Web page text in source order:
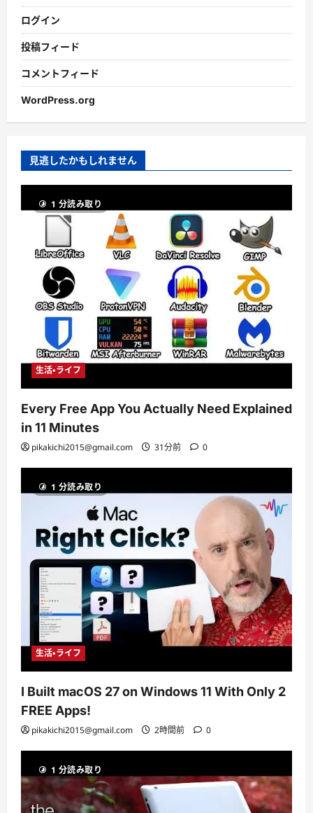
ログイン
投稿フィード
コメントフィード
WordPress.org
見逃したかもしれません
1 分読み取り
生活・ライフ
Every Free App You Actually Need Explained
in 11 Minutes
pikakichi2015@gmail.com 31分前 0
1 分読み取り
生活・ライフ
I Built macOS 27 on Windows 11 With Only 2
FREE Apps!
pikakichi2015@gmail.com 2時間前 0
1 分読み取り